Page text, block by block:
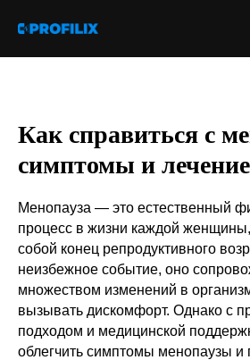
Как справиться с
симптомы и
Менопауза — это естественный
процесс в жизни каждой
собой конец репродуктивного
неизбежное событие, оно
множеством изменений в
вызывать дискомфорт. Однако с
подходом и медицинской
облегчить симптомы менопаузы и